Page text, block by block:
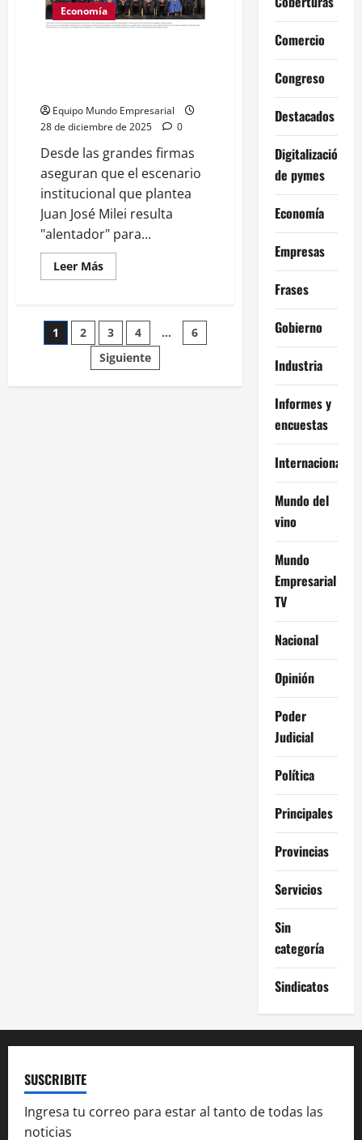
prosperidad
mileísta
al
Economía
Equipo Mundo Empresarial
28 de diciembre de 2025
0
Desde las grandes firmas
aseguran que el escenario
institucional que plantea
Juan José Milei resulta
"alentador" para...
Leer MásLeer
más
qué
las
corporaciones
bancan
a
pese
Paginación
1 2 3 4 …
6
Siguiente
Comercio
Congreso
Destacados
Digitalización
de pymes
Economía
Empresas
Frases
Gobierno
Industria
Informes y
encuestas
Internacional
Mundo del
vino
Mundo
Empresarial
TV
Nacional
Opinión
Poder
Judicial
Política
Principales
Provincias
Servicios
Sin
categoría
Sindicatos
SUSCRIBITE
Ingresa tu correo para estar al tanto de todas las
noticias